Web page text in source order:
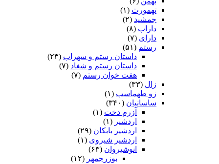
تهمورث (۱)
جمشید (۲)
داراب (۸)
دارای (۷)
رستم (۵۱)
داستان رستم و سهراب (۲۳)
داستان رستم و شغاد (۷)
هفت خوان رستم‏ (۷)
زال (۳۳)
زو طهماسپ‏ (۱)
ساسانیان (۳۴۰)
آزرم دخت (۱)
اردشیر (۱)
اردشیر بابکان (۲۹)
اردشیر شیروی (۱)
انوشیروان (۶۳)
بوزرجمهر (۱۲)